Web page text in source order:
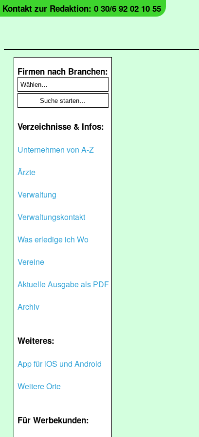
Kontakt zur Redaktion: 0 30/6 92 02 10 55
Firmen nach Branchen:
Verzeichnisse & Infos:
Unternehmen von A-Z
Ärzte
Verwaltung
Verwaltungskontakt
Was erledige ich Wo
Vereine
Aktuelle Ausgabe als PDF
Archiv
Weiteres:
App für iOS und Android
Weitere Orte
Für Werbekunden: